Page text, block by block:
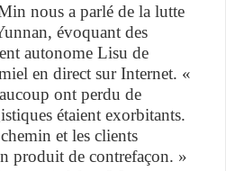
nous a parlé de la lutte
évoquant des
autonome Lisu de
en direct sur Internet. «
ont perdu de
étaient exorbitants.
et les clients
produit de contrefaçon. »